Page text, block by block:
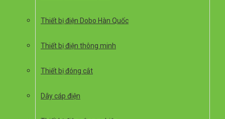
Thiết bị điện Dobo Hàn Quốc
Thiết bị điện thông minh
Thiết bị đóng cắt
Dây cáp điện